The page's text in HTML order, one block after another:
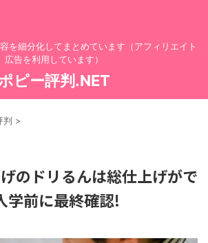
を細分化してまとめています（アフィリエイト
広告を利用しています）
ピー評判.NET
判 >
のドリるんは総仕上げがで
学前に最終確認!